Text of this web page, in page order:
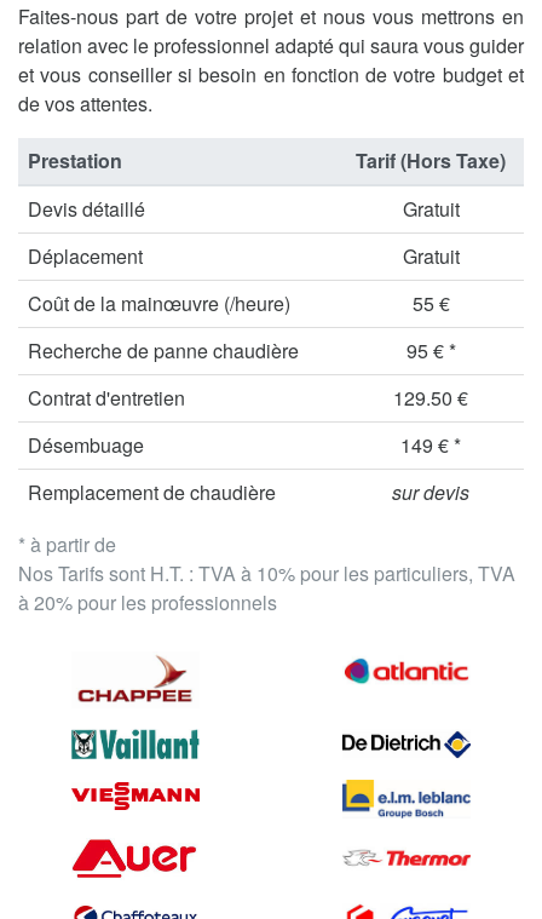
Faites-nous part de votre projet et nous vous mettrons en
relation avec le professionnel adapté qui saura vous guider
et vous conseiller si besoin en fonction de votre budget et
de vos attentes.
* à partir de
Nos Tarifs sont H.T. : TVA à 10% pour les particuliers, TVA
à 20% pour les professionnels
Prestation
Tarif (Hors Taxe)
Devis détaillé
Gratuit
Déplacement
Gratuit
Coût de la mainœuvre (/heure)
55 €
Recherche de panne chaudière
95 € *
Contrat d'entretien
129.50 €
Désembuage
149 € *
Remplacement de chaudière
sur devis